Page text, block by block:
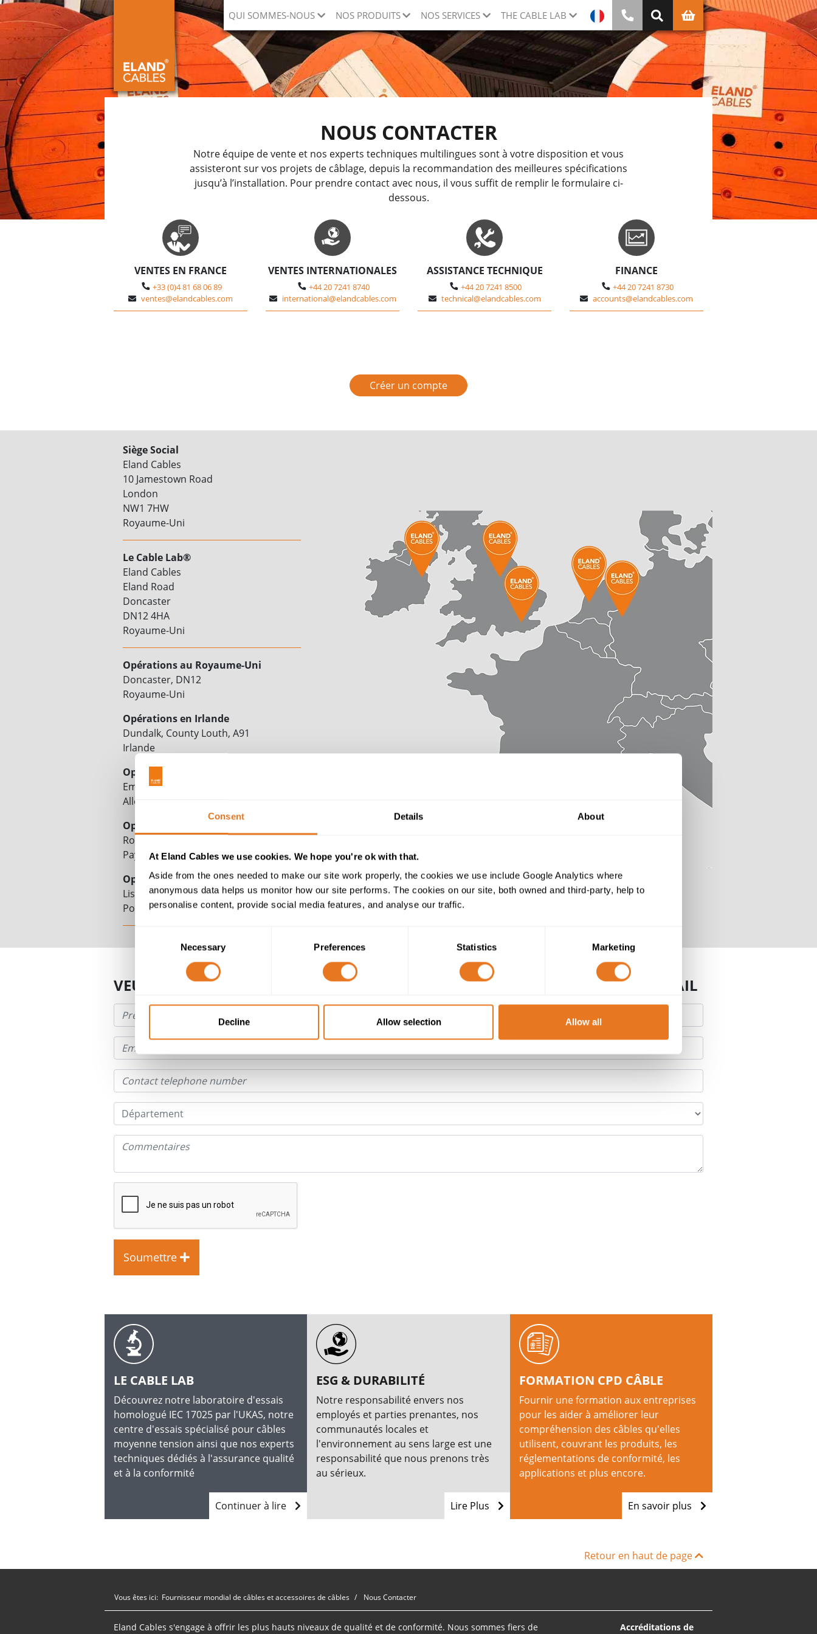
Consent Details About
At Eland Cables we use cookies. We hope you're ok with that.
Aside from the ones needed to make our site work properly, the cookies we use include Google Analytics where
anonymous data helps us monitor how our site performs. The cookies on our site, both owned and third-party, help to
personalise content, provide social media features, and analyse our traffic.
Selection
Necessary Preferences Statistics Marketing
Decline Allow selection Allow all
QUI SOMMES-NOUS NOS PRODUITS NOS SERVICES THE CABLE LAB
NOUS CONTACTER
Notre équipe de vente et nos experts techniques multilingues sont à votre disposition et vous
assisteront sur vos projets de câblage, depuis la recommandation des meilleures spécifications
jusqu’à l’installation. Pour prendre contact avec nous, il vous suffit de remplir le formulaire ci-
dessous.
VENTES EN FRANCE
+33 (0)4 81 68 06 89
ventes@elandcables.com
VENTES INTERNATIONALES
+44 20 7241 8740
international@elandcables.com
ASSISTANCE TECHNIQUE
+44 20 7241 8500
technical@elandcables.com
FINANCE
+44 20 7241 8730
accounts@elandcables.com
Créer un compte
Siège Social
Eland Cables
10 Jamestown Road
London
NW1 7HW
Royaume-Uni
Le Cable Lab®
Eland Cables
Eland Road
Doncaster
DN12 4HA
Royaume-Uni
Opérations au Royaume-Uni
Doncaster, DN12
Royaume-Uni
Opérations en Irlande
Dundalk, County Louth, A91
Irlande
Opérations en Allemagne
Emmerich am Rhein, 46446
Allemagne
Opérations au Benelux
Rotterdam, 3224
Pays-Bas
Opérations Ibériques
Lisbonne
Portugal
VEUILLEZ UTILISER LE FORMULAIRE CI-DESSOUS POUR NOUS ENVOYER UN E-MAIL
Soumettre
LE CABLE LAB
Découvrez notre laboratoire d'essais
homologué IEC 17025 par l'UKAS, notre
centre d'essais spécialisé pour câbles
moyenne tension ainsi que nos experts
techniques dédiés à l'assurance qualité
et à la conformité
Continuer à lire
ESG & DURABILITÉ
Notre responsabilité envers nos
employés et parties prenantes, nos
communautés locales et
l'environnement au sens large est une
responsabilité que nous prenons très
au sérieux.
Lire Plus
FORMATION CPD CÂBLE
Fournir une formation aux entreprises
pour les aider à améliorer leur
compréhension des câbles qu'elles
utilisent, couvrant les produits, les
réglementations de conformité, les
applications et plus encore.
En savoir plus
Retour en haut de page
Vous êtes ici: Fournisseur mondial de câbles et accessoires de câbles Nous Contacter
Eland Cables s'engage à offrir les plus hauts niveaux de qualité et de conformité. Nous sommes fiers de Accréditations de